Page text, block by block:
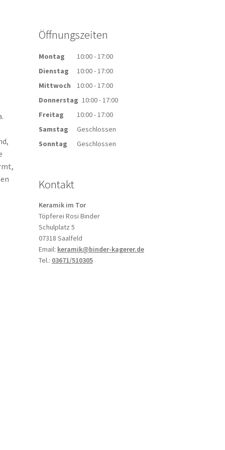
Öffnungszeiten
Montag
10:00 - 17:00
Dienstag
10:00 - 17:00
Mittwoch
10:00 - 17:00
Donnerstag 10:00 - 17:00
Freitag
10:00 - 17:00
Samstag
Geschlossen
Sonntag
Geschlossen
Kontakt
Keramik im Tor
Töpferei Rosi Binder
Schulplatz 5
07318 Saalfeld
Email: keramik@binder-kagerer.de
Tel.: 03671/510305